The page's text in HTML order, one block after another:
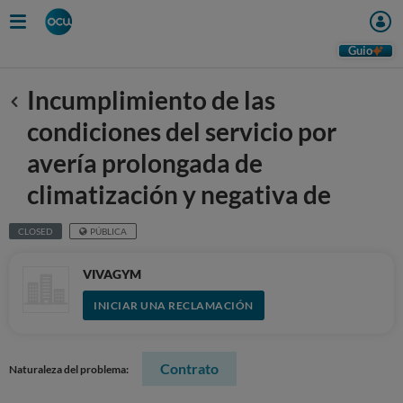
Guio
Anterior
Incumplimiento de las
condiciones del servicio por
avería prolongada de
climatización y negativa de
CLOSED PÚBLICA
VIVAGYM
INICIAR UNA RECLAMACIÓN
Naturaleza del problema: Contrato